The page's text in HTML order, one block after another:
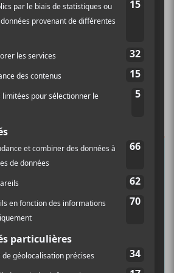
À L’INFOLETTRE
pas les dernières
à l’infolettre du Canal
tout savoir de l’actualité
découvrir vos nouveaux
préférés et revivre les